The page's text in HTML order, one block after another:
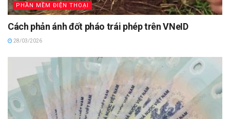
PHẦN MỀM ĐIỆN THOẠI
Cách phản ánh đốt pháo trái phép trên VNeID
28/03/2026